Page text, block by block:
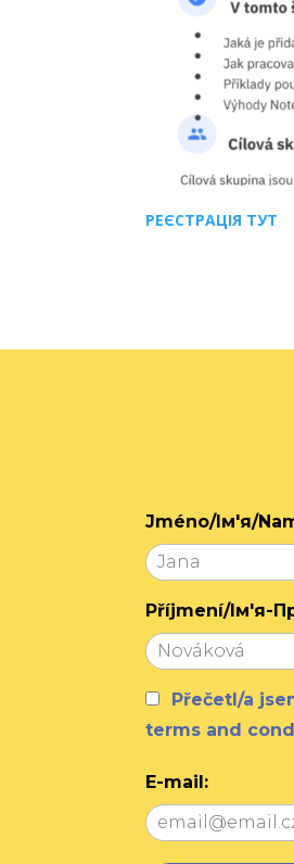
РЕЄСТРАЦІЯ ТУТ
Jméno/Ім'я/
Příjmení/Ім'я-
Přečetl/a
terms and
E-mail: